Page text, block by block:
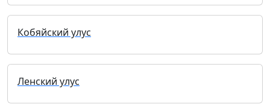
Кобяйский улус
Ленский улус